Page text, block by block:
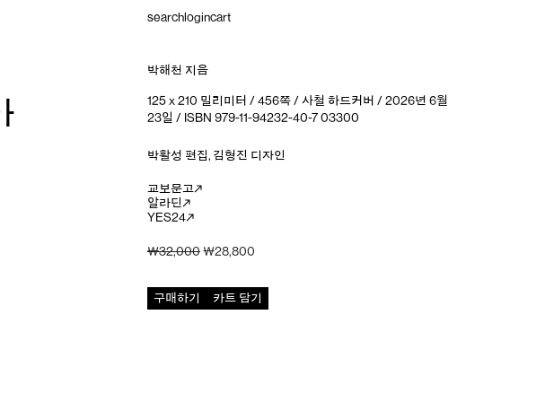
searchlogincart
박해천 지음
125 x 210 밀리미터 / 456쪽 / 사철 하드커버 / 2026년 6월
23일 / ISBN 979-11-94232-40-7 03300
박활성 편집 김형진 디자인
교보문고
알라딘
YES24
₩32,000 원래
₩28,800현재
카트 담기
구매하기